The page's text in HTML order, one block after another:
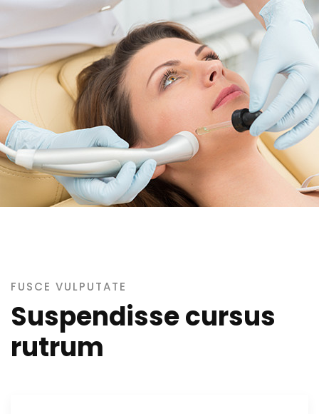
FUSCE VULPUTATE
Suspendisse cursus
rutrum